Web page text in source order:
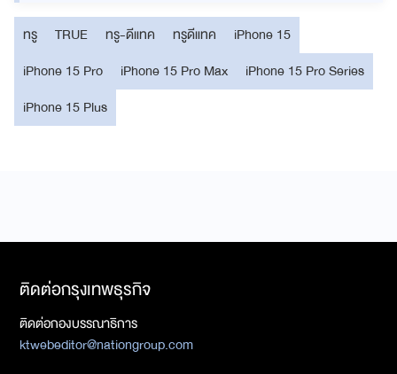
ทรู TRUE ทรู-ดีแทค ทรูดีแทค
iPhone 15
iPhone 15 Pro
iPhone 15 Pro Max
iPhone 15 Pro Series
iPhone 15 Plus
ติดต่อกรุงเทพธุรกิจ
ติดต่อกองบรรณาธิการ
ktwebeditor@nationgroup.com